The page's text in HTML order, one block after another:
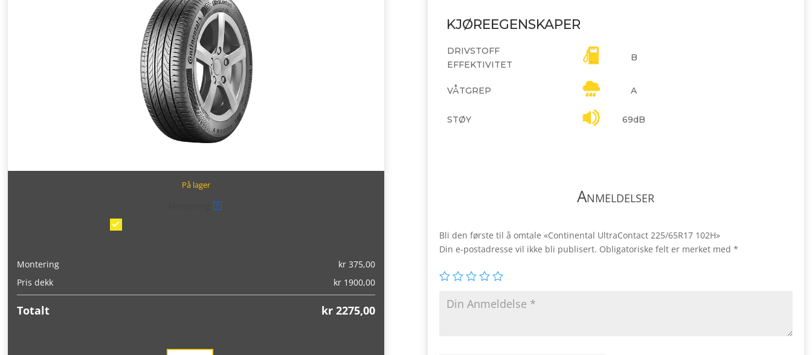
På lager
?
Montering kr 375,00
Pris dekk
kr 1900,00
Totalt kr 2275,00
Continental
KJØREEGENSKAPER
DRIVSTOFF
EFFEKTIVITET
B
VÅTGREP A
STØY 69dB
Anmeldelser
Bli den første til å omtale «Continental UltraContact 225/65R17 102H»
Din e-postadresse vil ikke bli publisert. Obligatoriske felt er merket med *